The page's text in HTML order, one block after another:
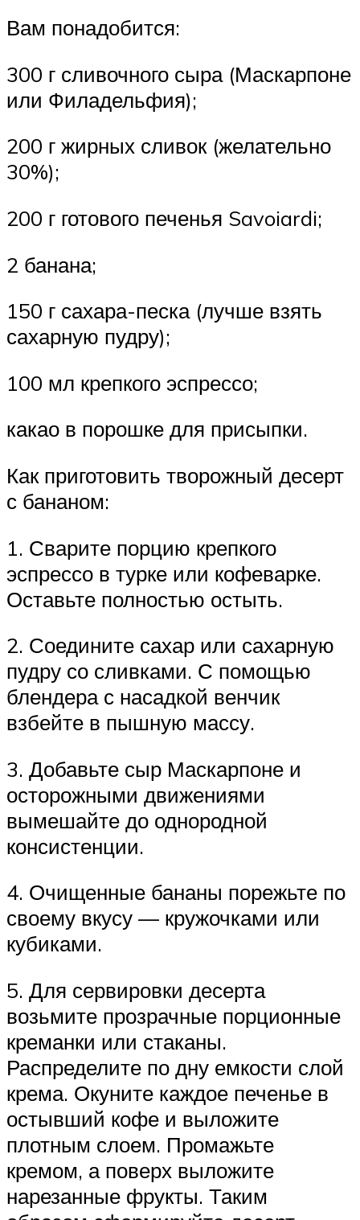
Вам понадобится:
300 г сливочного сыра (Маскарпоне
или Филадельфия);
200 г жирных сливок (желательно
30%);
200 г готового печенья Savoiardi;
2 банана;
150 г сахара-песка (лучше взять
сахарную пудру);
100 мл крепкого эспрессо;
какао в порошке для присыпки.
Как приготовить творожный десерт
с бананом:
1. Сварите порцию крепкого
эспрессо в турке или кофеварке.
Оставьте полностью остыть.
2. Соедините сахар или сахарную
пудру со сливками. С помощью
блендера с насадкой венчик
взбейте в пышную массу.
3. Добавьте сыр Маскарпоне и
осторожными движениями
вымешайте до однородной
консистенции.
4. Очищенные бананы порежьте по
своему вкусу — кружочками или
кубиками.
5. Для сервировки десерта
возьмите прозрачные порционные
креманки или стаканы.
Распределите по дну емкости слой
крема. Окуните каждое печенье в
остывший кофе и выложите
плотным слоем. Промажьте
кремом, а поверх выложите
нарезанные фрукты. Таким